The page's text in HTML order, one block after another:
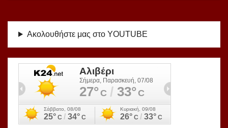
Ακολουθήστε μας στο YOUTUBE